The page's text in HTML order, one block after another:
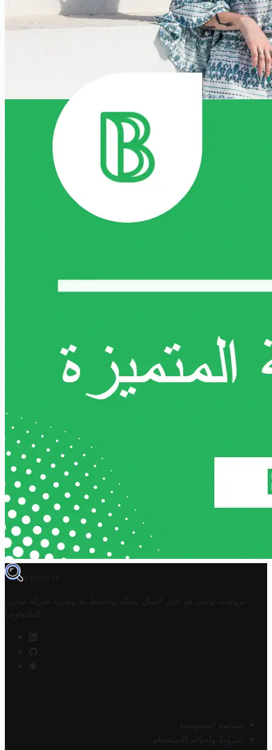
TROVIT
تروفيت تونس هو دليل أعمال تملكه وتحتفظ به وتديره
شركة مخزن
التكنولوجيا
سياسة الخصوصية
شروط وأحكام الاستخدام